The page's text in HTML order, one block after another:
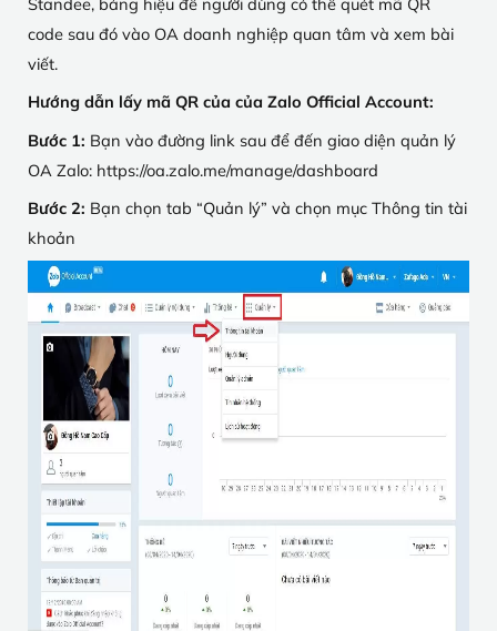
code sau đó vào OA doanh nghiệp quan tâm và xem bài
viết.
Hướng dẫn lấy mã QR của của Zalo Official Account:
Bước 1: Bạn vào đường link sau để đến giao diện quản lý
OA Zalo: https://oa.zalo.me/manage/dashboard
Bước 2: Bạn chọn tab “Quản lý” và chọn mục Thông tin tài
khoản